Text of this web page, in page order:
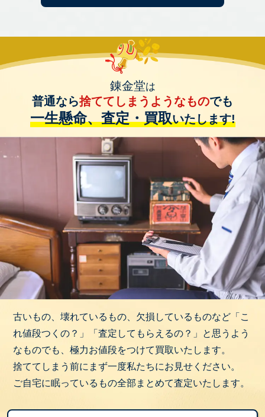
錬金堂は
普通なら捨ててしまうようなものでも
一生懸命、査定・買取いたします!
古いもの、壊れているもの、欠損しているものなど「こ
れ値段つくの？」「査定してもらえるの？」と思うよう
なものでも、極力お値段をつけて買取いたします。
捨ててしまう前にまず一度私たちにお見せください。
ご自宅に眠っているもの全部まとめて査定いたします。